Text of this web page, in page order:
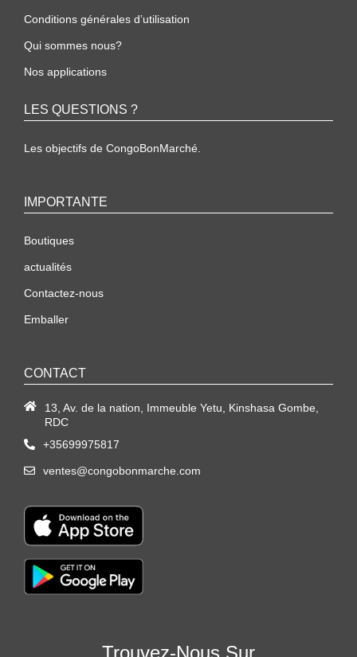
Conditions générales d’utilisation
Qui sommes nous?
Nos applications
LES QUESTIONS ?
Les objectifs de CongoBonMarché.
IMPORTANTE
Boutiques
actualités
Contactez-nous
Emballer
CONTACT
13, Av. de la nation, Immeuble Yetu, Kinshasa Gombe,
RDC
+35699975817
ventes@congobonmarche.com
Trouvez-Nous Sur